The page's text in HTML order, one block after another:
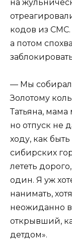
на
кодов из
а потом
— Мы
Золотому
Татьяна,
но отпуск не
ходу, как
сибирских
лететь
один. Я уж
нанимать,
неожиданно
открывший,
детдом».